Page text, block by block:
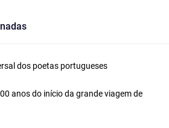
dos poetas portugueses
anos do início da grande viagem de